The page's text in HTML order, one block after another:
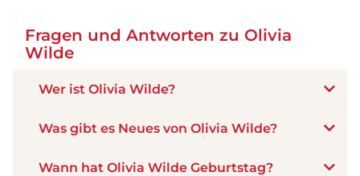
Fragen und Antworten zu Olivia
Wilde
Wer ist Olivia Wilde?
Was gibt es Neues von Olivia Wilde?
Wann hat Olivia Wilde Geburtstag?